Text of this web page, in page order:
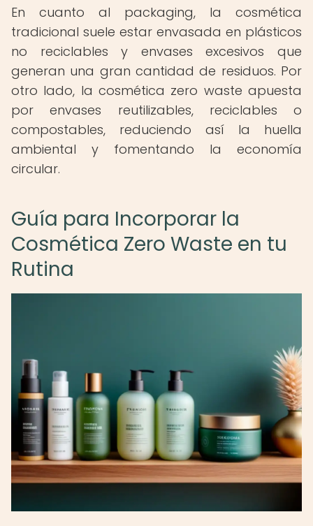
En cuanto al packaging, la cosmética
tradicional suele estar envasada en plásticos
no reciclables y envases excesivos que
generan una gran cantidad de residuos. Por
otro lado, la cosmética zero waste apuesta
por envases reutilizables, reciclables o
compostables, reduciendo así la huella
ambiental y fomentando la economía
circular.
Guía para Incorporar la
Cosmética Zero Waste en tu
Rutina